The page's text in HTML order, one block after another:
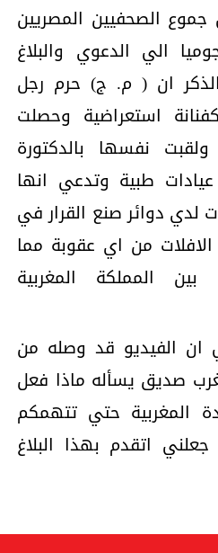
الصحفيين المصريين
الي الدعوي والبلاغ
ان ( م. ج) حرم رجل
استعراضية وحصلت
نفسها بالدكتورة
طبية وتدعي انها
لدي دوائر صنع القرار في
من اي عقوبة مما
المملكة المغربية
ان الفيديو قد وصله من
صديق يسأله ماذا فعل
المغربية حتي تتهمكم
اتقدم بهذا البلاغ